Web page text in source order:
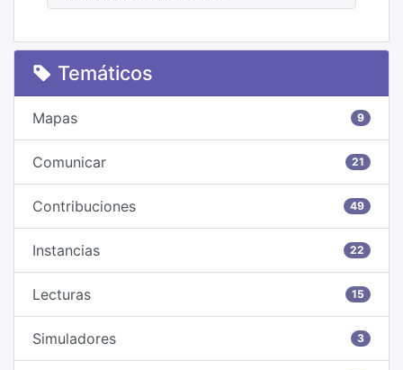
Temáticos
Mapas 9
Comunicar 21
Contribuciones 49
Instancias 22
Lecturas 15
Simuladores 3